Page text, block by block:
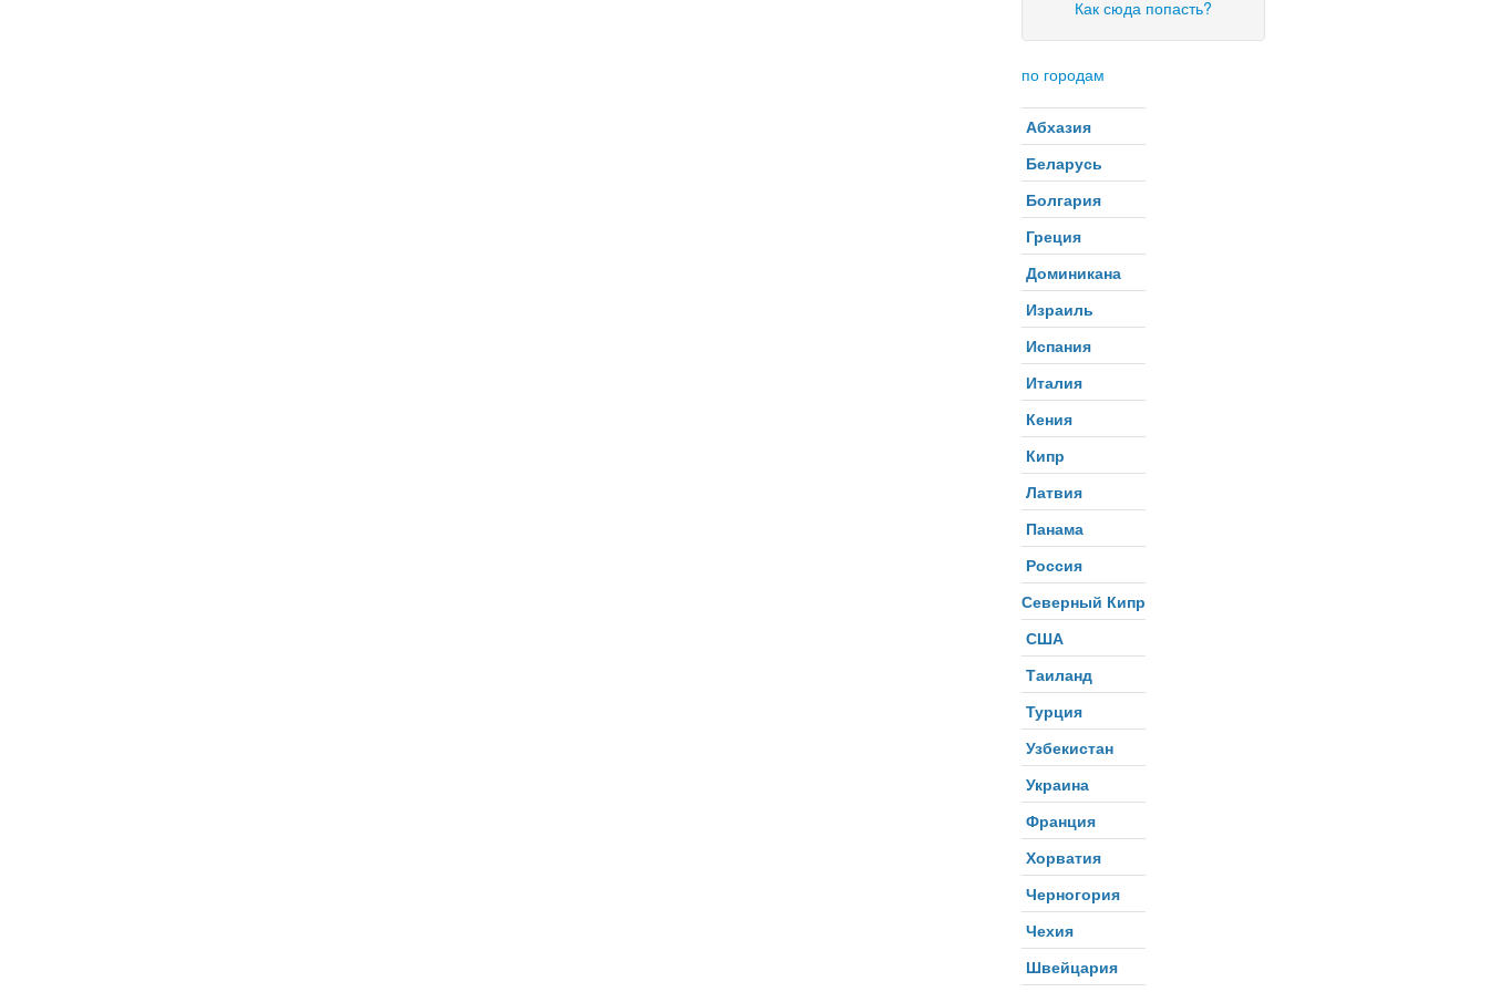
Как сюда попасть?
по городам
Абхазия
Беларусь
Болгария
Греция
Доминикана
Израиль
Испания
Италия
Кения
Кипр
Латвия
Панама
Россия
Северный Кипр
США
Таиланд
Турция
Узбекистан
Украина
Франция
Хорватия
Черногория
Чехия
Швейцария